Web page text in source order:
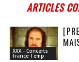
ARTICLES
XXX - Concerts
France Temp